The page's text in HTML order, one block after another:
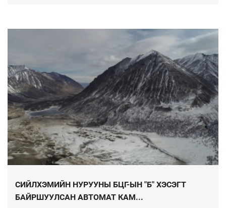
СИЙЛХЭМИЙН НУРУУНЫ БЦГ-ЫН "Б" ХЭСЭГТ
БАЙРШУУЛСАН АВТОМАТ КАМ...